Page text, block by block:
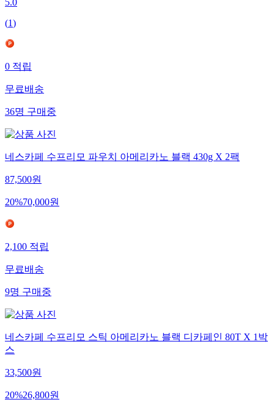
5.0
(1)
0적립
무료배송
36명구매중
네스카페 수프리모 파우치 아메리카노 블랙 430g X 2팩
87,500원
20%70,000원
2,100적립
무료배송
9명구매중
네스카페 수프리모 스틱 아메리카노 블랙 디카페인 80T X 1박
스
33,500원
20%26,800원